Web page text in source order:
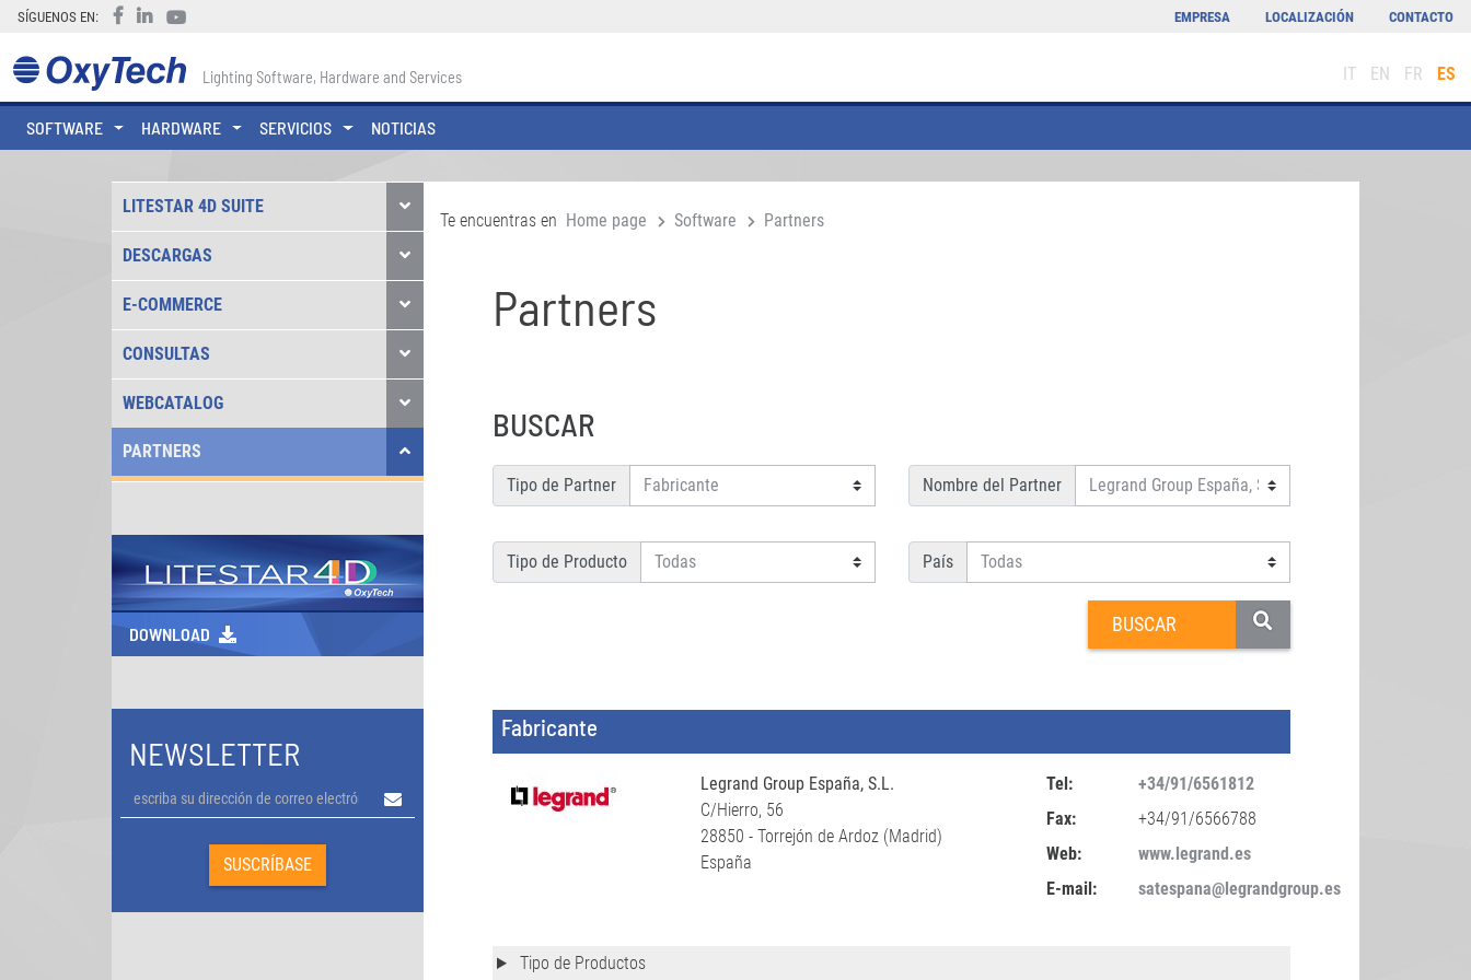
SÍGUENOS EN:
IT EN FR ES
Lighting Software, Hardware and Services
SOFTWARE HARDWARE SERVICIOS NOTICIAS
EMPRESA LOCALIZACIÓN CONTACTO
Te encuentras en Home page Software Partners
Partners
BUSCAR
Tipo de Partner Nombre del Partner
Tipo de Producto País
Fabricante
Legrand Group España, S.L.
C/Hierro, 56
28850 - Torrejón de Ardoz (Madrid)
España
Tel:
+34/91/6561812
Fax:
+34/91/6566788
Web:
www.legrand.es
E-mail:
satespana@legrandgroup.es
Tipo de Productos
LITESTAR 4D SUITE
DESCARGAS
E-COMMERCE
CONSULTAS
WEBCATALOG
PARTNERS
DOWNLOAD
NEWSLETTER